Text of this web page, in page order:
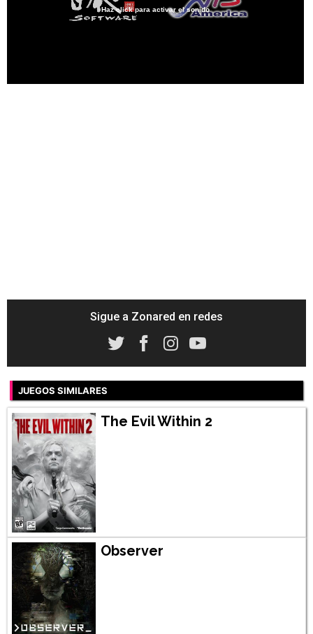
Haz click para activar el sonido
Sigue a Zonared en redes
JUEGOS SIMILARES
The Evil Within 2
Observer